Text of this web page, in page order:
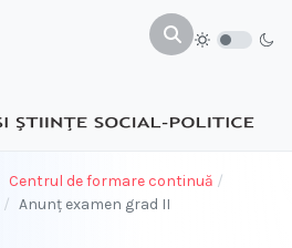
Centrul de formare continuă
Anunț examen grad II